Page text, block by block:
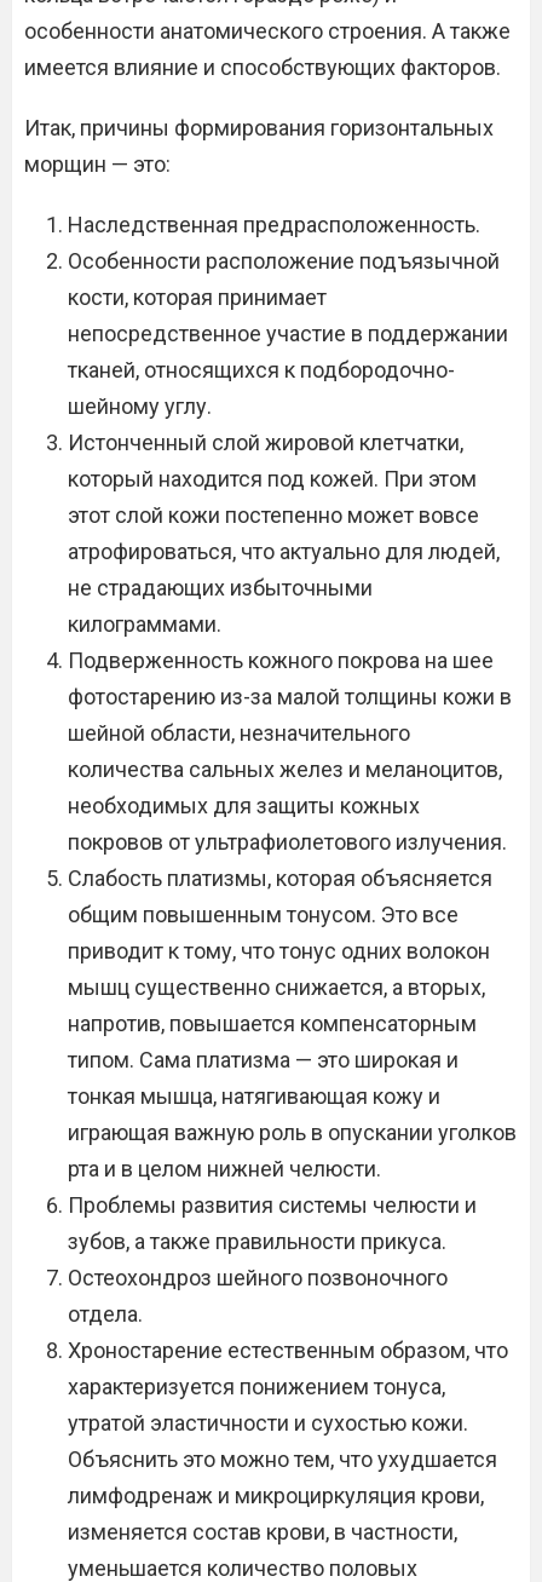
особенности анатомического строения. А также
имеется влияние и способствующих факторов.
Итак, причины формирования горизонтальных
морщин — это:
Наследственная предрасположенность.
Особенности расположение подъязычной
кости, которая принимает
непосредственное участие в поддержании
тканей, относящихся к подбородочно-
шейному углу.
Истонченный слой жировой клетчатки,
который находится под кожей. При этом
этот слой кожи постепенно может вовсе
атрофироваться, что актуально для людей,
не страдающих избыточными
килограммами.
Подверженность кожного покрова на шее
фотостарению из-за малой толщины кожи в
шейной области, незначительного
количества сальных желез и меланоцитов,
необходимых для защиты кожных
покровов от ультрафиолетового излучения.
Слабость платизмы, которая объясняется
общим повышенным тонусом. Это все
приводит к тому, что тонус одних волокон
мышц существенно снижается, а вторых,
напротив, повышается компенсаторным
типом. Сама платизма — это широкая и
тонкая мышца, натягивающая кожу и
играющая важную роль в опускании уголков
рта и в целом нижней челюсти.
Проблемы развития системы челюсти и
зубов, а также правильности прикуса.
Остеохондроз шейного позвоночного
отдела.
Хроностарение естественным образом, что
характеризуется понижением тонуса,
утратой эластичности и сухостью кожи.
Объяснить это можно тем, что ухудшается
лимфодренаж и микроциркуляция крови,
изменяется состав крови, в частности,
уменьшается количество половых